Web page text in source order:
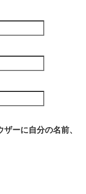
ーに自分の名前、